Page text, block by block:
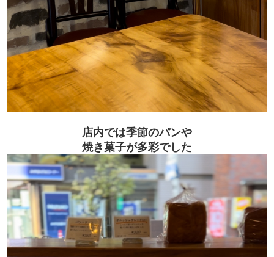
店内では季節のパンや
焼き菓子が多彩でした